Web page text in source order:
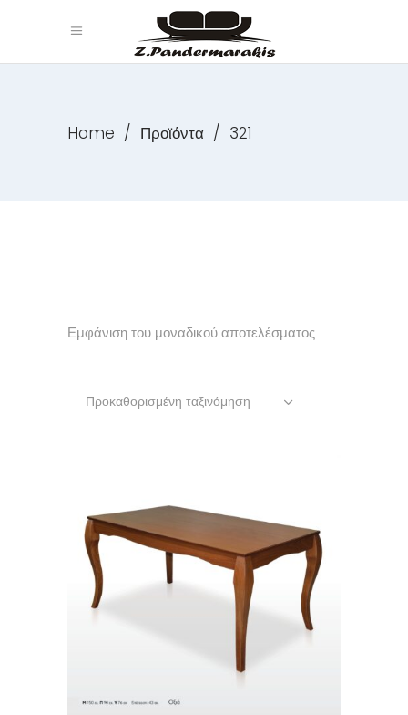
Home / Προϊόντα / 321
Εμφάνιση του μοναδικού αποτελέσματος
Προκαθορισμένη ταξινόμηση